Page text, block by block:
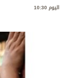
اليوم 10:30